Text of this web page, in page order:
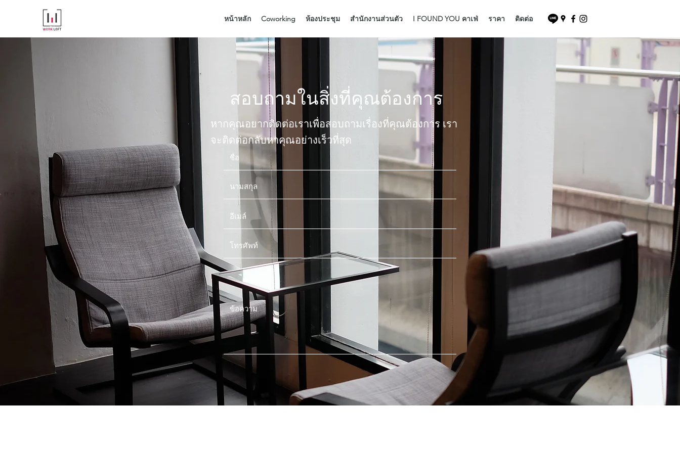
หน้าหลัก Coworking ห้องประชุม สำนักงานส่วนตัว I FOUND YOU คาเฟ่ ราคา ติดต่อ
สอบถามในสิ่งที่คุณต้องการ
หากคุณอยากติดต่อเราเพื่อสอบถามเรื่องที่คุณต้องการ เรา
จะติดต่อกลับหาคุณอย่างเร็วที่สุด